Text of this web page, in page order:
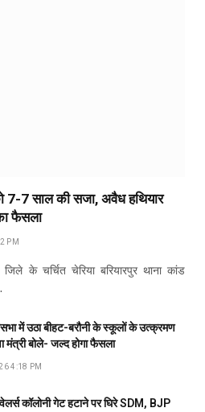
7-7 साल की सजा, अवैध हथियार
फैसला
PM
के चर्चित चेरिया बरियारपुर थाना कांड
में उठा बीहट-बरौनी के स्कूलों के उत्क्रमण
मंत्री बोले- जल्द होगा फैसला
4:18 PM
कॉलोनी गेट हटाने पर घिरे SDM, BJP